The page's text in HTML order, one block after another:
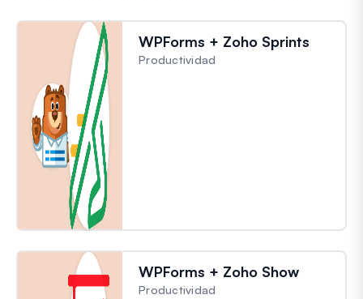
WPForms + Zoho Sprints
Productividad
WPForms + Zoho Show
Productividad